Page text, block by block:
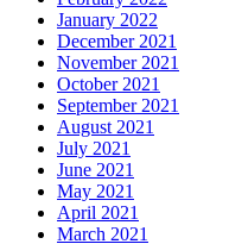
January 2022
December 2021
November 2021
October 2021
September 2021
August 2021
July 2021
June 2021
May 2021
April 2021
March 2021